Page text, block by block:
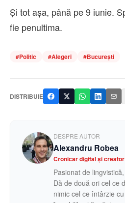
Și tot așa, până pe 9 iunie.
fie penultima.
#Politic #Alegeri #București
DISTRIBUIE
DESPRE AUTOR
Alexandru Robea
Cronicar digital și
Pasionat de
Dă de două ori cel ce
nimic cel ce întârzie